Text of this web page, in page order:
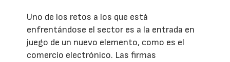
Uno de los retos a los que está
enfrentándose el sector es a la entrada en
juego de un nuevo elemento, como es el
comercio electrónico. Las firmas